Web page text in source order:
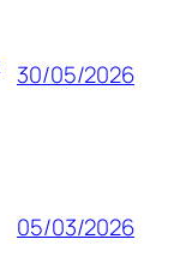
30/05/2026
05/03/2026